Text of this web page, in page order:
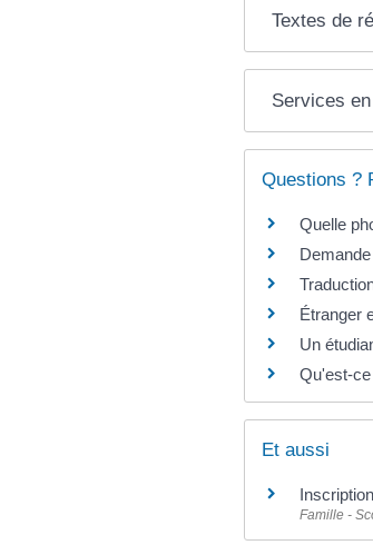
Textes de
Services
Questions ?
Quelle
Étranger
Un
Qu'est-
Et aussi
Famille -